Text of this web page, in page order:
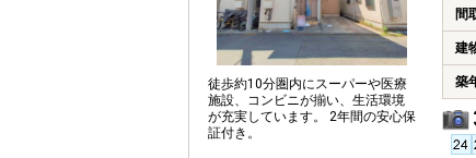
徒歩約10分圏内にスーパーや医療
施設、コンビニが揃い、生活環境
が充実しています。 2年間の安心保
証付き。
間
建
築